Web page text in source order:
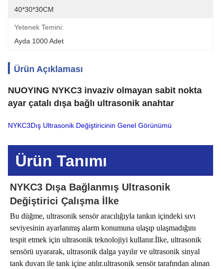
40*30*30CM
Yetenek Temini:
Ayda 1000 Adet
Ürün Açıklaması
NUOYING NYKC3 invaziv olmayan sabit nokta
ayar çatalı dışa bağlı ultrasonik anahtar
NYKC3Dış Ultrasonik Değiştiricinin Genel Görünümü
Ürün Tanımı
NYKC3 Dışa Bağlanmış Ultrasonik
Değiştirici Çalışma İlke
Bu düğme, ultrasonik sensör aracılığıyla tankın içindeki sıvı
seviyesinin ayarlanmış alarm konumuna ulaşıp ulaşmadığını
tespit etmek için ultrasonik teknolojiyi kullanır.İlke, ultrasonik
sensörü uyararak, ultrasonik dalga yayılır ve ultrasonik sinyal
tank duvarı ile tank içine atılır.ultrasonik sensör tarafından alınan